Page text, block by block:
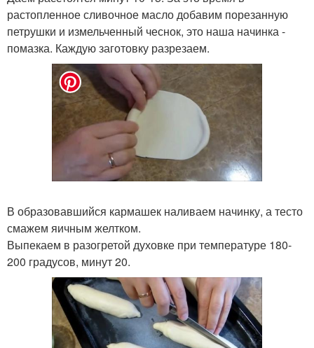
растопленное сливочное масло добавим порезанную
петрушки и измельченный чеснок, это наша начинка -
помазка. Каждую заготовку разрезаем.
В образовавшийся кармашек наливаем начинку, а тесто
смажем яичным желтком.
Выпекаем в разогретой духовке при температуре 180-
200 градусов, минут 20.